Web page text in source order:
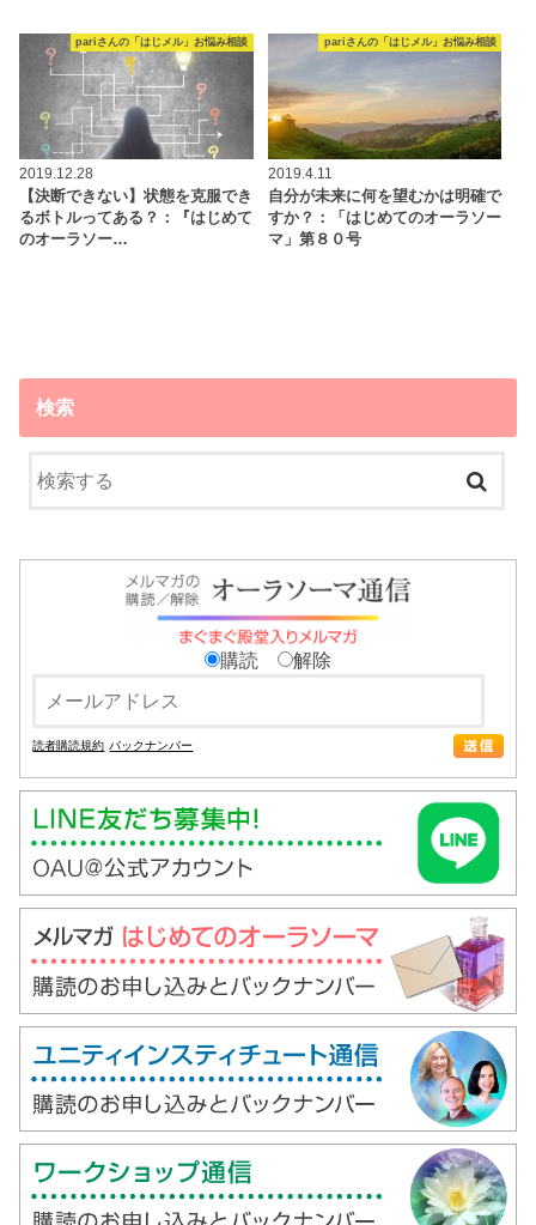
pariさんの「はじメル」お悩み相談
2019.12.28
【決断できない】状態を克服でき
るボトルってある？：『はじめて
のオーラソー…
pariさんの「はじメル」お悩み相談
2019.4.11
自分が未来に何を望むかは明確で
すか？：「はじめてのオーラソー
マ」第８０号
検索
購読 解除
読者購読規約 バックナンバー